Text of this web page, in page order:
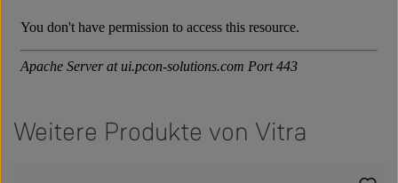
Weitere Produkte von Vitra